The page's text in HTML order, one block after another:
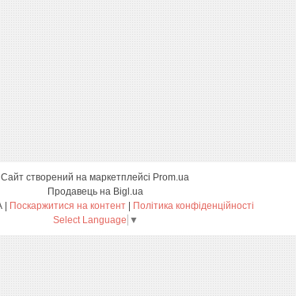
Сайт створений на маркетплейсі Prom.ua
Продавець на Bigl.ua
МОТОТЕХНІКА | Поскаржитися на контент | Політика конфіденційності
Select Language ▼